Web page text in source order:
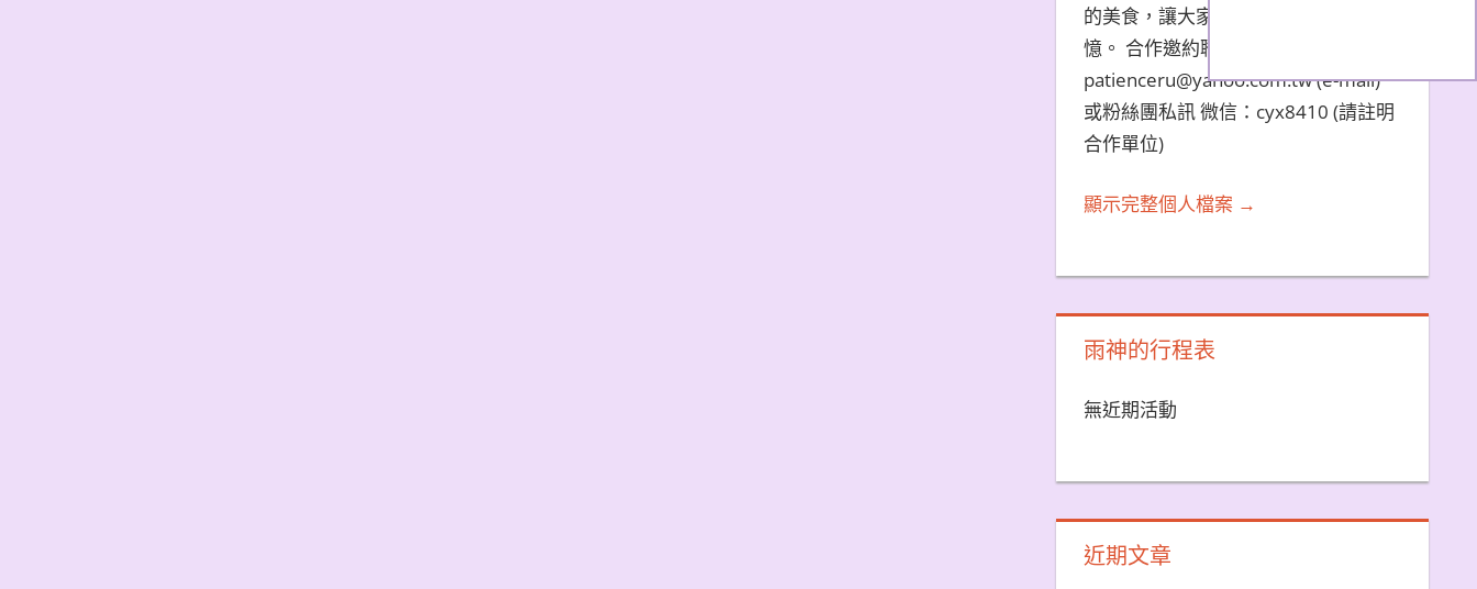
的美食，讓大家都能夠擁有美好的回
憶。 合作邀約聯繫方式：
patienceru@yahoo.com.tw (e-mail)
或粉絲團私訊 微信：cyx8410 (請註明
合作單位)
顯示完整個人檔案 →
雨神的行程表
無近期活動
近期文章